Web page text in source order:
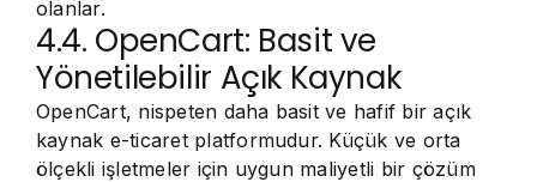
olanlar.
4.4. OpenCart: Basit ve
Yönetilebilir Açık Kaynak
OpenCart, nispeten daha basit ve hafif bir açık
kaynak e-ticaret platformudur. Küçük ve orta
ölçekli işletmeler için uygun maliyetli bir çözüm